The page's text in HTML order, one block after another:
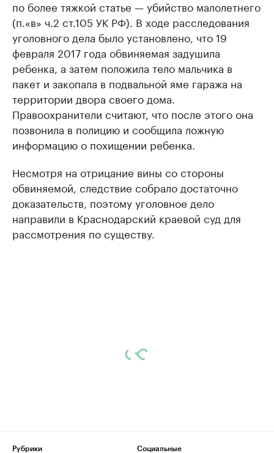
по более тяжкой статье — убийство малолетнего
(п.«в» ч.2 ст.105 УК РФ). В ходе расследования
уголовного дела было установлено, что 19
февраля 2017 года обвиняемая задушила
ребенка, а затем положила тело мальчика в
пакет и закопала в подвальной яме гаража на
территории двора своего дома.
Правоохранители считают, что после этого она
позвонила в полицию и сообщила ложную
информацию о похищении ребенка.
Несмотря на отрицание вины со стороны
обвиняемой, следствие собрало достаточно
доказательств, поэтому уголовное дело
направили в Краснодарский краевой суд для
рассмотрения по существу.
Рубрики
Социальные